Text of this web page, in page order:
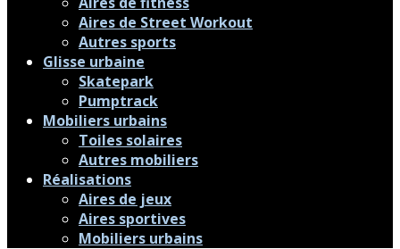
Aires de Street Workout
Autres sports
Glisse urbaine
Skatepark
Pumptrack
Mobiliers urbains
Toiles solaires
Autres mobiliers
Réalisations
Aires de jeux
Aires sportives
Mobiliers urbains